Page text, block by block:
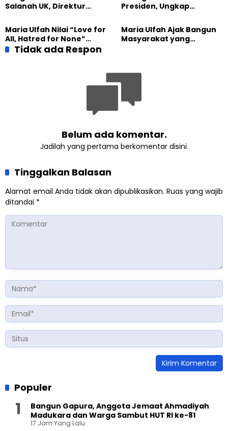
Salanah UK, Direktur
Kekuatan Kemanusiaan
Presiden, Ungkap
Tergantikan di Jalsah
Salanah Internasional
Ahmadiyah UK
Maria Ulfah Nilai “Love for
All, Hatred for None”
Semakin Relevan di
Maria Ulfah Ajak Bangun
Masyarakat yang
Tidak ada Respon
Belum ada komentar.
Jadilah yang pertama berkomentar disini.
Tinggalkan Balasan
Alamat email Anda tidak akan dipublikasikan. Ruas yang wajib
ditandai *
Populer
Bangun Gapura, Anggota Jemaat Ahmadiyah
Madukara dan Warga Sambut HUT RI ke-81
17 Jam Yang Lalu